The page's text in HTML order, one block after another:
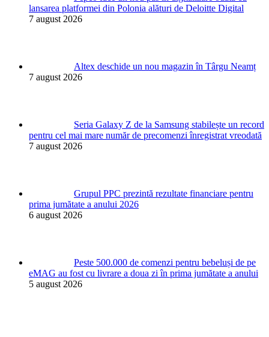
lansarea platformei din Polonia alături de Deloitte Digital
7 august 2026
Altex deschide un nou magazin în Târgu Neamț
7 august 2026
Seria Galaxy Z de la Samsung stabilește un record
pentru cel mai mare număr de precomenzi înregistrat vreodată
7 august 2026
Grupul PPC prezintă rezultate financiare pentru
prima jumătate a anului 2026
6 august 2026
Peste 500.000 de comenzi pentru bebeluși de pe
eMAG au fost cu livrare a doua zi în prima jumătate a anului
5 august 2026